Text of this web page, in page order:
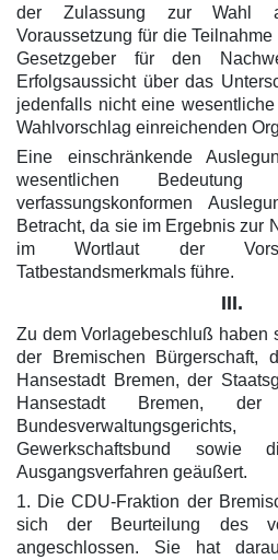
der Zulassung zur Wahl
Voraussetzung für die
Gesetzgeber für den
Erfolgsaussicht über das
jedenfalls nicht eine
Wahlvorschlag einreichenden
Eine einschränkende
wesentlichen
verfassungskonformen
Betracht, da sie im Ergebnis zur
im Wortlaut der
Tatbestandsmerkmals führe.
III.
Zu dem Vorlagebeschluß haben
der Bremischen Bürgerschaft,
Hansestadt Bremen, der
Hansestadt Bremen,
Gewerkschaftsbund sowie
Ausgangsverfahren geäußert.
1. Die CDU-Fraktion der
sich der Beurteilung des
angeschlossen. Sie hat